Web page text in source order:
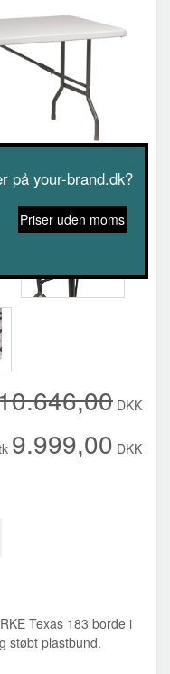
DKK
9.999,00 DKK
Texas 183 borde i
støbt plastbund.
på your-brand.dk?
Priser uden moms